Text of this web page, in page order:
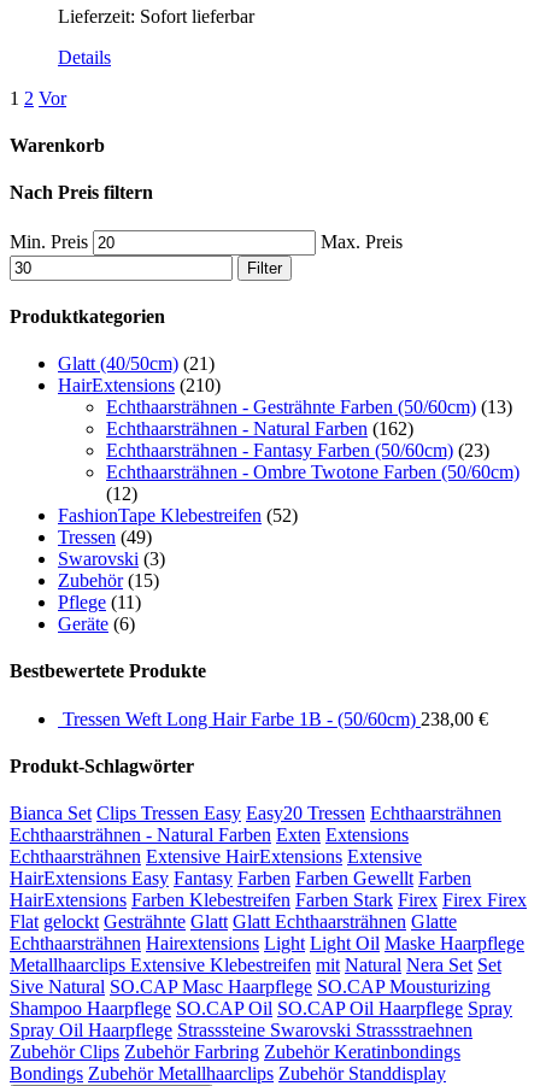
Lieferzeit: Sofort lieferbar
Details
1 2 Vor
Warenkorb
Nach Preis filtern
Min. Preis Max. Preis
Filter
Produktkategorien
Glatt (40/50cm) (21)
HairExtensions (210)
Echthaarsträhnen - Gesträhnte Farben (50/60cm) (13)
Echthaarsträhnen - Natural Farben (162)
Echthaarsträhnen - Fantasy Farben (50/60cm) (23)
Echthaarsträhnen - Ombre Twotone Farben (50/60cm)
(12)
FashionTape Klebestreifen (52)
Tressen (49)
Swarovski (3)
Zubehör (15)
Pflege (11)
Geräte (6)
Bestbewertete Produkte
Tressen Weft Long Hair Farbe 1B - (50/60cm) 238,00 €
Produkt-Schlagwörter
Bianca Set Clips Tressen Easy Easy20 Tressen Echthaarsträhnen
Echthaarsträhnen - Natural Farben Exten Extensions
Echthaarsträhnen Extensive HairExtensions Extensive
HairExtensions Easy Fantasy Farben Farben Gewellt Farben
HairExtensions Farben Klebestreifen Farben Stark Firex Firex Firex
Flat gelockt Gesträhnte Glatt Glatt Echthaarsträhnen Glatte
Echthaarsträhnen Hairextensions Light Light Oil Maske Haarpflege
Metallhaarclips Extensive Klebestreifen mit Natural Nera Set Set
Sive Natural SO.CAP Masc Haarpflege SO.CAP Mousturizing
Shampoo Haarpflege SO.CAP Oil SO.CAP Oil Haarpflege Spray
Spray Oil Haarpflege Strasssteine Swarovski Strassstraehnen
Zubehör Clips Zubehör Farbring Zubehör Keratinbondings
Bondings Zubehör Metallhaarclips Zubehör Standdisplay